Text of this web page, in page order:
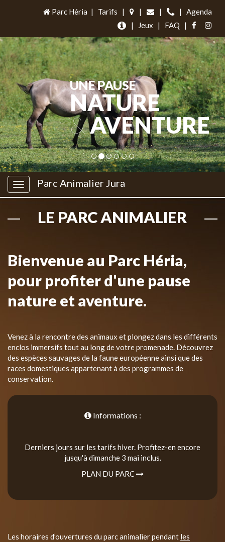
Parc Héria | Tarifs | | | |
Agenda
|
Jeux | FAQ |
UNE PAUSE
NATURE
&AVENTURE
Parc Animalier Jura
LE PARC ANIMALIER
Bienvenue au Parc Héria,
pour profiter d'une pause
nature et aventure.
Venez à la rencontre des animaux et plongez dans les différents
enclos immersifs tout au long de votre promenade. Découvrez
des espèces sauvages de la faune européenne ainsi que des
races domestiques appartenant à des programmes de
conservation.
Informations :
Derniers jours sur les tarifs hiver. Profitez-en encore
jusqu'à dimanche 3 mai inclus.
PLAN DU PARC
Les horaires d’ouvertures du parc animalier pendant les